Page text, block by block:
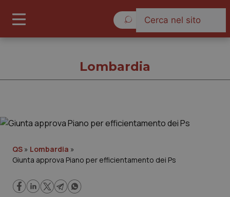
Cronache
Lombardia
QS » Lombardia »
Giunta approva Piano per efficientamento dei Ps